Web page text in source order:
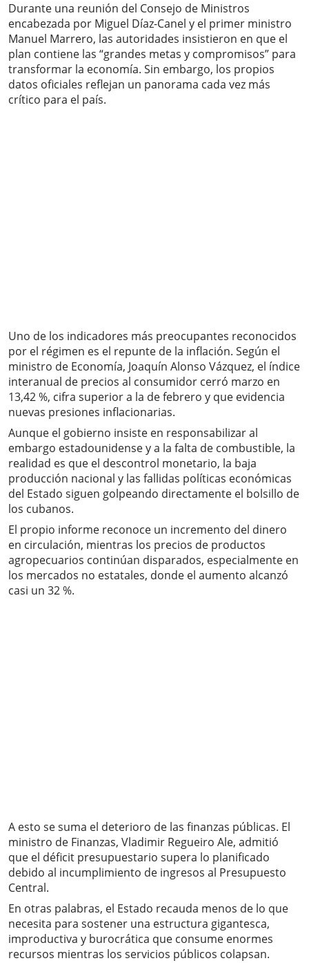
Durante una reunión del Consejo de Ministros
encabezada por Miguel Díaz-Canel y el primer ministro
Manuel Marrero, las autoridades insistieron en que el
plan contiene las “grandes metas y compromisos” para
transformar la economía. Sin embargo, los propios
datos oficiales reflejan un panorama cada vez más
crítico para el país.
Uno de los indicadores más preocupantes reconocidos
por el régimen es el repunte de la inflación. Según el
ministro de Economía, Joaquín Alonso Vázquez, el índice
interanual de precios al consumidor cerró marzo en
13,42 %, cifra superior a la de febrero y que evidencia
nuevas presiones inflacionarias.
Aunque el gobierno insiste en responsabilizar al
embargo estadounidense y a la falta de combustible, la
realidad es que el descontrol monetario, la baja
producción nacional y las fallidas políticas económicas
del Estado siguen golpeando directamente el bolsillo de
los cubanos.
El propio informe reconoce un incremento del dinero
en circulación, mientras los precios de productos
agropecuarios continúan disparados, especialmente en
los mercados no estatales, donde el aumento alcanzó
casi un 32 %.
A esto se suma el deterioro de las finanzas públicas. El
ministro de Finanzas, Vladimir Regueiro Ale, admitió
que el déficit presupuestario supera lo planificado
debido al incumplimiento de ingresos al Presupuesto
Central.
En otras palabras, el Estado recauda menos de lo que
necesita para sostener una estructura gigantesca,
improductiva y burocrática que consume enormes
recursos mientras los servicios públicos colapsan.